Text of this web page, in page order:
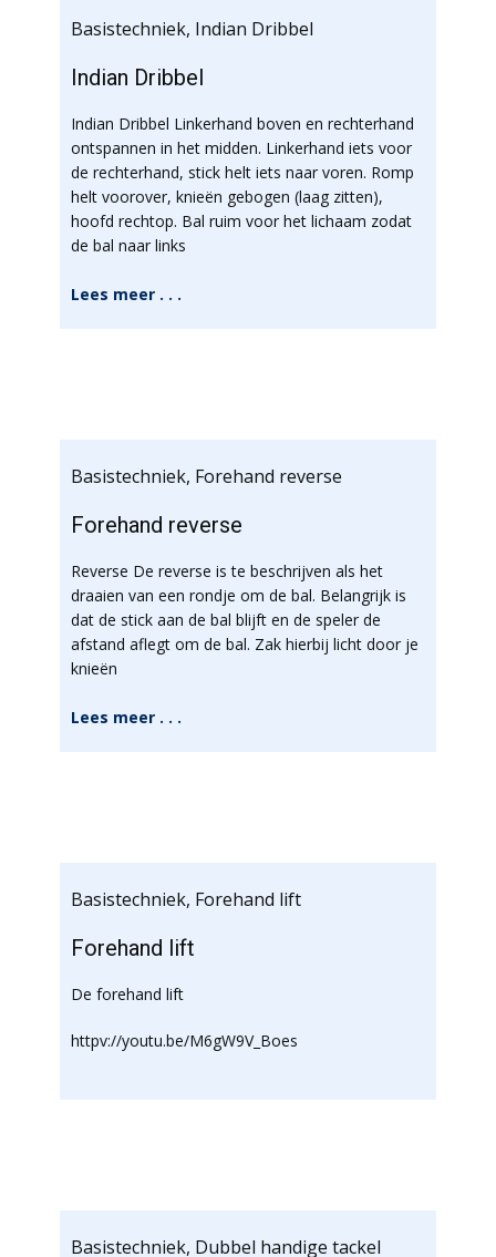
Basistechniek, Indian Dribbel
Indian Dribbel
Indian Dribbel Linkerhand boven en rechterhand
ontspannen in het midden. Linkerhand iets voor
de rechterhand, stick helt iets naar voren. Romp
helt voorover, knieën gebogen (laag zitten),
hoofd rechtop. Bal ruim voor het lichaam zodat
de bal naar links
Lees meer . . .
Basistechniek, Forehand reverse
Forehand reverse
Reverse De reverse is te beschrijven als het
draaien van een rondje om de bal. Belangrijk is
dat de stick aan de bal blijft en de speler de
afstand aflegt om de bal. Zak hierbij licht door je
knieën
Lees meer . . .
Basistechniek, Forehand lift
Forehand lift
De forehand lift
httpv://youtu.be/M6gW9V_Boes
Basistechniek, Dubbel handige tackel